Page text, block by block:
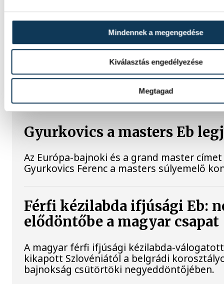
Mindennek a megengedése
Kiválasztás engedélyezése
Megtagad
díszkivilágítását.
SPORT
Gyurkovics a masters Eb
Az Európa-bajnoki és a grand master
Gyurkovics Ferenc a masters súlyemelő
Férfi kézilabda ifjúsági Eb:
elődöntőbe a magyar csapat
A magyar férfi ifjúsági kézilabda-
kikapott Szlovéniától a belgrádi
bajnokság csütörtöki negyeddöntőjében.